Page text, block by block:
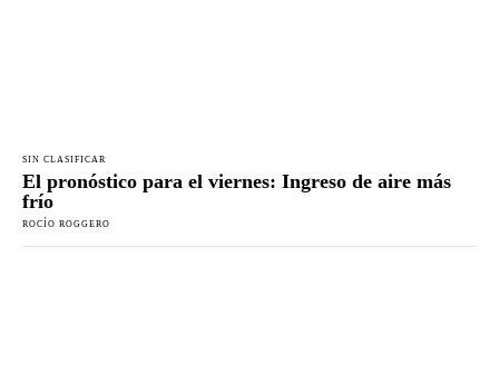
SIN CLASIFICAR
El pronóstico para el viernes: Ingreso de aire más
frío
ROCÍO ROGGERO